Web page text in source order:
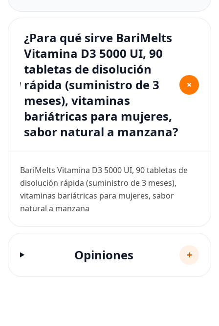
¿Para qué sirve BariMelts
Vitamina D3 5000 UI, 90
tabletas de disolución
rápida (suministro de 3
meses), vitaminas
bariátricas para mujeres,
sabor natural a manzana?
+
BariMelts Vitamina D3 5000 UI, 90 tabletas de
disolución rápida (suministro de 3 meses),
vitaminas bariátricas para mujeres, sabor
natural a manzana
Opiniones +